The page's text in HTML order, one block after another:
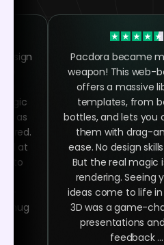
as
at
to
mug
Pacdora became
weapon! This web-
offers a massive
templates, from
bottles, and lets you
them with drag-
ease. No design
But the real magic
rendering. Seeing
ideas come to life
3D was a game-
presentations
feedback ...